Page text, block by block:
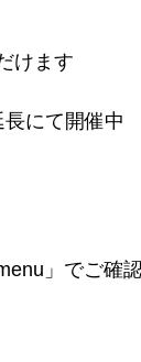
けます
にて開催中
」でご確